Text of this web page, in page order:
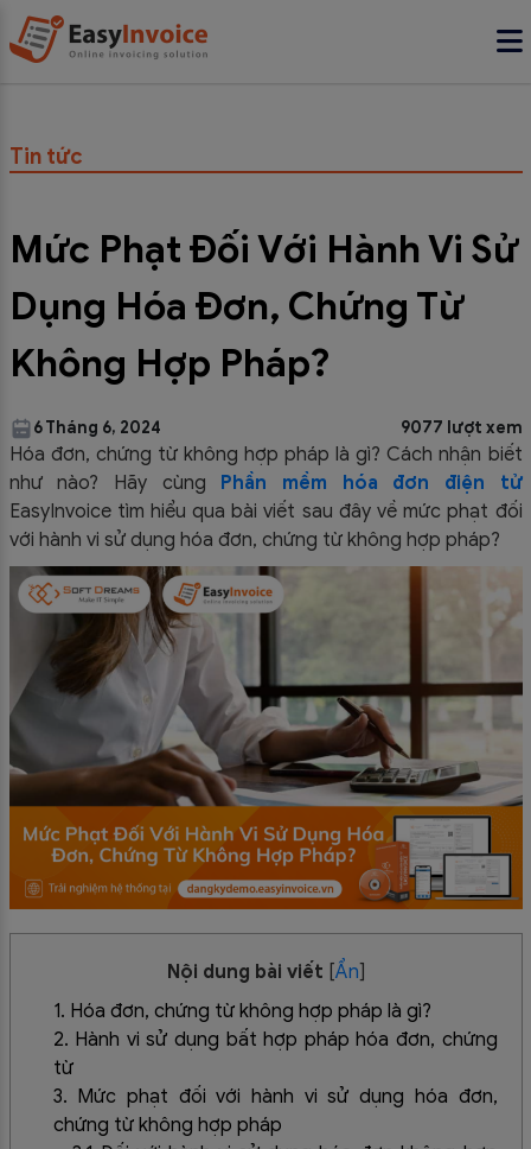
Tin tức
Mức Phạt Đối Với Hành Vi Sử
Dụng Hóa Đơn, Chứng Từ
Không Hợp Pháp?
6 Tháng 6, 2024 9077 lượt xem
Hóa đơn, chứng từ không hợp pháp là gì? Cách nhận biết
như nào? Hãy cùng Phần mềm hóa đơn điện tử
EasyInvoice tìm hiểu qua bài viết sau đây về mức phạt đối
với hành vi sử dụng hóa đơn, chứng từ không hợp pháp?
Nội dung bài viết [Ẩn]
1. Hóa đơn, chứng từ không hợp pháp là gì?
2. Hành vi sử dụng bất hợp pháp hóa đơn, chứng
từ
3. Mức phạt đối với hành vi sử dụng hóa đơn,
chứng từ không hợp pháp